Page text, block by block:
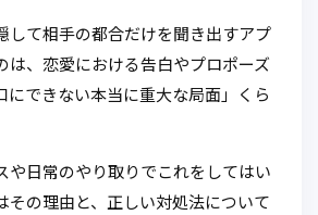
して相手の都合だけを聞き出すアプ
は、恋愛における告白やプロポーズ
にできない本当に重大な局面」くら
や日常のやり取りでこれをしてはい
その理由と、正しい対処法について